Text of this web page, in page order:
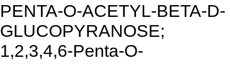
PENTA-O-ACETYL-BETA-D-
GLUCOPYRANOSE;
1,2,3,4,6-Penta-O-